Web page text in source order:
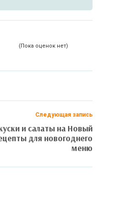
(Пока оценок нет)
Следующая запись
и салаты на Новый
для новогоднего
меню